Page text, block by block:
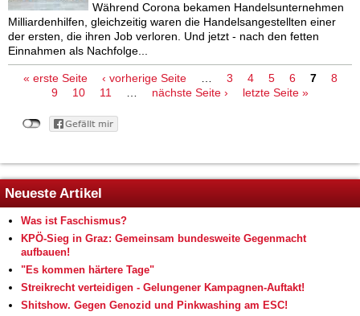
Während Corona bekamen Handelsunternehmen
Milliardenhilfen, gleichzeitig waren die Handelsangestellten einer
der ersten, die ihren Job verloren. Und jetzt - nach den fetten
Einnahmen als Nachfolge...
Seiten
« erste Seite ‹ vorherige Seite … 3 4 5 6 7
8
9
10 11 … nächste Seite › letzte Seite »
Neueste Artikel
Was ist Faschismus?
KPÖ-Sieg in Graz: Gemeinsam bundesweite Gegenmacht
aufbauen!
"Es kommen härtere Tage"
Streikrecht verteidigen - Gelungener Kampagnen-Auftakt!
Shitshow. Gegen Genozid und Pinkwashing am ESC!